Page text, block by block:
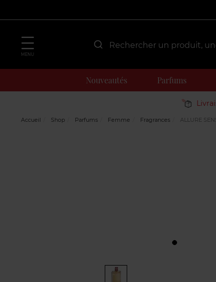
MENU
Nouveautés Parfums
Accueil Shop Parfums Femme Fragrances ALLURE